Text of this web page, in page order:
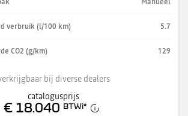
verbruik (l/100 km) 5.7
CO2 (g/km) 129
bij diverse dealers
catalogusprijs
€ 18.040 BTWi*